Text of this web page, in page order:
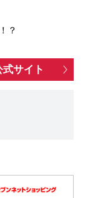
？
式サイト